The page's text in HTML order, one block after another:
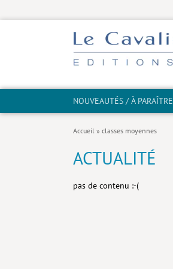
NOUVEAUTÉS / À PARAÎTRE
Accueil » classes moyennes
ACTUALITÉ
pas de contenu :-(